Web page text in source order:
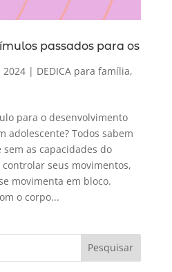
passados para os
2024| DEDICA para família,
para o desenvolvimento
adolescente? Todos sabem
as capacidades do
seus movimentos,
movimenta em bloco.
o corpo...
Pesquisar